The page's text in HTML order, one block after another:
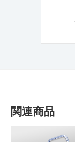
関連商品